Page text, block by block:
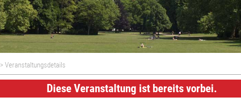
> Veranstaltungsdetails
Diese Veranstaltung ist bereits vorbei.